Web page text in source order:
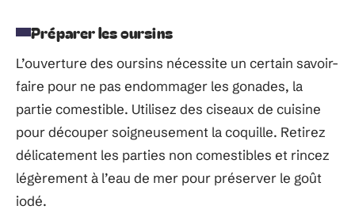
Préparer les oursins
L’ouverture des oursins nécessite un certain savoir-
faire pour ne pas endommager les gonades, la
partie comestible. Utilisez des ciseaux de cuisine
pour découper soigneusement la coquille. Retirez
délicatement les parties non comestibles et rincez
légèrement à l’eau de mer pour préserver le goût
iodé.